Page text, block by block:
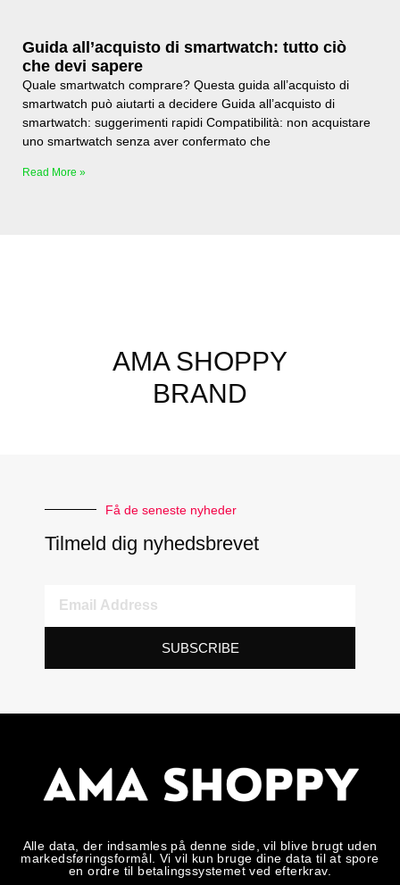
Guida all’acquisto di smartwatch: tutto ciò
che devi sapere
Quale smartwatch comprare? Questa guida all’acquisto di
smartwatch può aiutarti a decidere Guida all’acquisto di
smartwatch: suggerimenti rapidi Compatibilità: non acquistare
uno smartwatch senza aver confermato che
Read More »
AMA SHOPPY
BRAND
Få de seneste nyheder
Tilmeld dig nyhedsbrevet
SUBSCRIBE
Alle data, der indsamles på denne side, vil blive brugt uden
markedsføringsformål. Vi vil kun bruge dine data til at spore
en ordre til betalingssystemet ved efterkrav.